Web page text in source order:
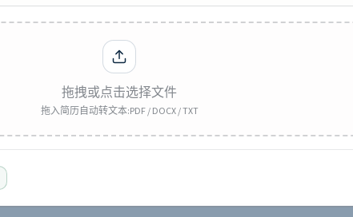
拖拽或点击选择文件
拖入简历自动转文本:PDF / DOCX / TXT